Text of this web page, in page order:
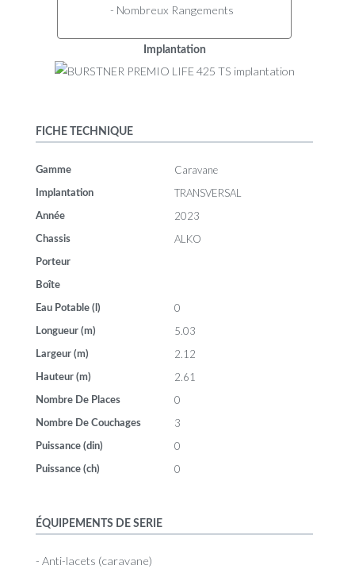
- Nombreux Rangements
Implantation
FICHE TECHNIQUE
Gamme Caravane
Implantation TRANSVERSAL
Année 2023
Chassis ALKO
Porteur
Boîte
Eau Potable (l) 0
Longueur (m) 5.03
Largeur (m) 2.12
Hauteur (m) 2.61
Nombre De Places 0
Nombre De Couchages 3
Puissance (din) 0
Puissance (ch) 0
ÉQUIPEMENTS DE SERIE
- Anti-lacets (caravane)